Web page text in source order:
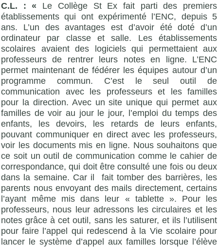
C.L. : « Le Collège St Ex fait parti des premiers
établissements qui ont expérimenté l’ENC, depuis 5
ans. L’un des avantages est d’avoir été doté d’un
ordinateur par classe et salle. Les établissements
scolaires avaient des logiciels qui permettaient aux
professeurs de rentrer leurs notes en ligne. L’ENC
permet maintenant de fédérer les équipes autour d’un
programme commun. C’est le seul outil de
communication avec les professeurs et les familles
pour la direction. Avec un site unique qui permet aux
familles de voir au jour le jour, l’emploi du temps des
enfants, les devoirs, les retards de leurs enfants,
pouvant communiquer en direct avec les professeurs,
voir les documents mis en ligne. Nous souhaitons que
ce soit un outil de communication comme le cahier de
correspondance, qui doit être consulté une fois ou deux
dans la semaine. Car il fait tomber des barrières, les
parents nous envoyant des mails directement, certains
l’ayant même mis dans leur « tablette ». Pour les
professeurs, nous leur adressons les circulaires et les
notes grâce à cet outil, sans les saturer, et ils l’utilisent
pour faire l’appel qui redescend à la Vie scolaire pour
lancer le système d’appel aux familles lorsque l’élève